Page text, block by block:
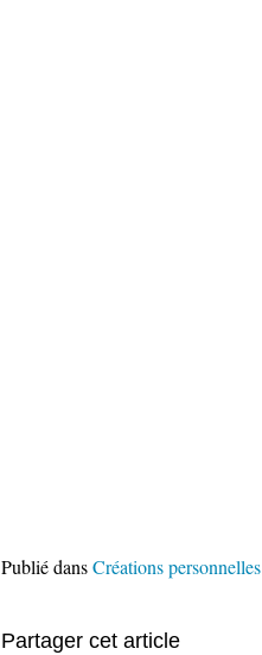
Publié dansCréations personnelles
Partager cet article